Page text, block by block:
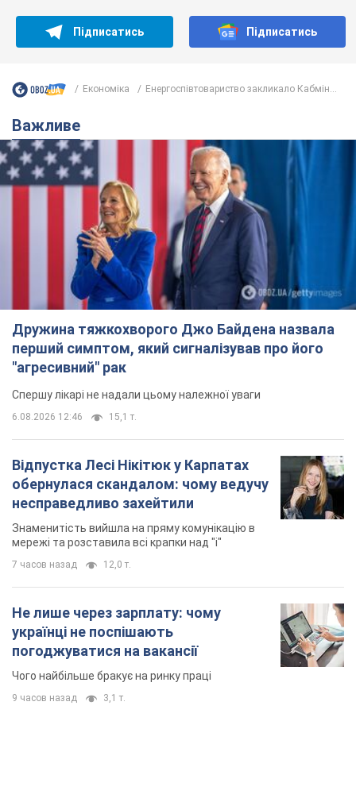
Підписатись Підписатись
Економіка Енергоспівтовариство закликало Кабмін...
Важливе
Дружина тяжкохворого Джо Байдена назвала
перший симптом, який сигналізував про його
"агресивний" рак
Спершу лікарі не надали цьому належної уваги
6.08.2026 12:46 15,1 т.
Відпустка Лесі Нікітюк у Карпатах
обернулася скандалом: чому ведучу
несправедливо захейтили
Знаменитість вийшла на пряму комунікацію в
мережі та розставила всі крапки над "і"
7 часов назад 12,0 т.
Не лише через зарплату: чому
українці не поспішають
погоджуватися на вакансії
Чого найбільше бракує на ринку праці
9 часов назад 3,1 т.